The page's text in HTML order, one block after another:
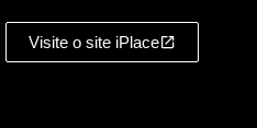
Visite o site iPlace